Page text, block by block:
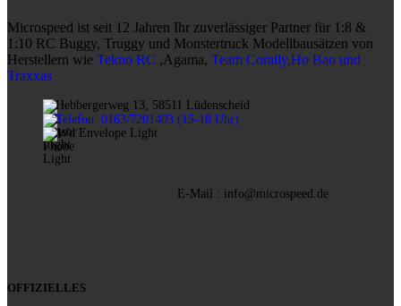
Microspeed ist seit 12 Jahren Ihr zuverlässiger Partner für 1:8 &
1:10 RC Buggy, Truggy und Monstertruck Modellbausätzen von
Herstellern wie Tekno RC ,Agama, Team Corally,Ho Bao und
Traxxas
Hebbergerweg 13, 58511 Lüdenscheid
Telefon: 0163/7201403 (15-18 Uhr)
E-Mail : info@microspeed.de
OFFIZIELLES